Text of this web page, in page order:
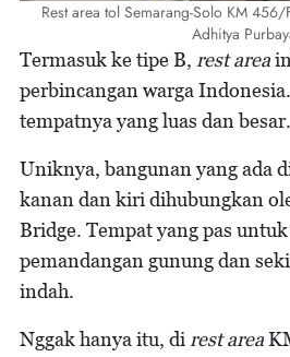
Rest area tol Semarang-Solo KM
Adhitya
Termasuk ke tipe B, rest area
perbincangan warga
tempatnya yang luas dan besar.
Uniknya, bangunan yang ada
kanan dan kiri dihubungkan
Bridge. Tempat yang pas
pemandangan gunung dan
indah.
Nggak hanya itu, di rest area